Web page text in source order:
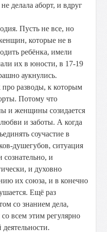
делала аборт, и вдруг
Пусть не все, но
которые не в
ребёнка, имели
их в юности, в 17-19
аукнулись.
разводы, к которым
Потому что
и женщины созидается
и заботы. А когда
соучастие в
душегубов, ситуация
и
и духовно
их союза, и в конечно
Ещё раз
со знанием дела,
всем этим регулярно
деятельности.